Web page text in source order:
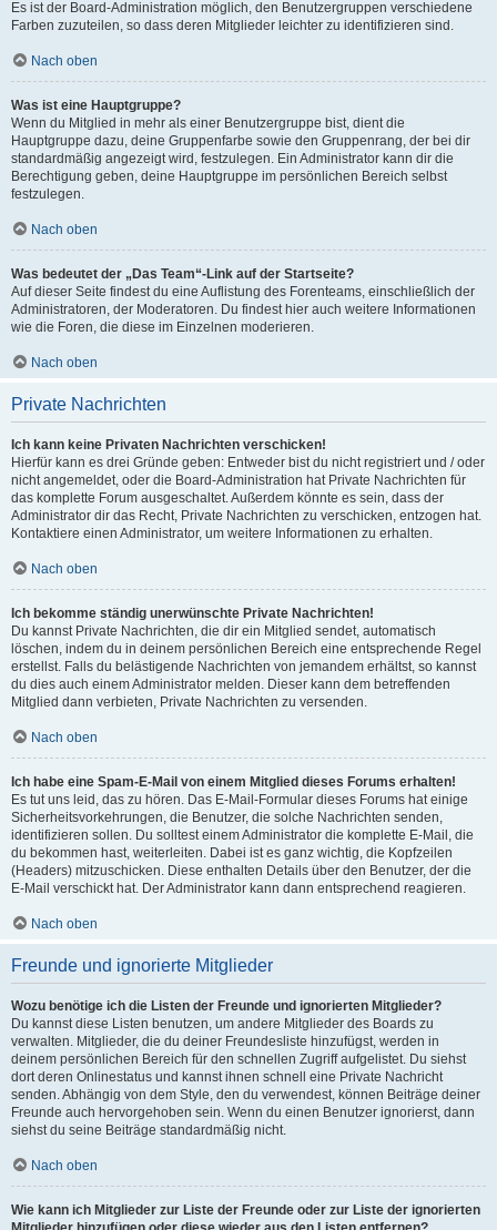
Es ist der Board-Administration möglich, den Benutzergruppen verschiedene
Farben zuzuteilen, so dass deren Mitglieder leichter zu identifizieren sind.
Nach oben
Was ist eine Hauptgruppe?
Wenn du Mitglied in mehr als einer Benutzergruppe bist, dient die
Hauptgruppe dazu, deine Gruppenfarbe sowie den Gruppenrang, der bei dir
standardmäßig angezeigt wird, festzulegen. Ein Administrator kann dir die
Berechtigung geben, deine Hauptgruppe im persönlichen Bereich selbst
festzulegen.
Nach oben
Was bedeutet der „Das Team“-Link auf der Startseite?
Auf dieser Seite findest du eine Auflistung des Forenteams, einschließlich der
Administratoren, der Moderatoren. Du findest hier auch weitere Informationen
wie die Foren, die diese im Einzelnen moderieren.
Nach oben
Private Nachrichten
Ich kann keine Privaten Nachrichten verschicken!
Hierfür kann es drei Gründe geben: Entweder bist du nicht registriert und / oder
nicht angemeldet, oder die Board-Administration hat Private Nachrichten für
das komplette Forum ausgeschaltet. Außerdem könnte es sein, dass der
Administrator dir das Recht, Private Nachrichten zu verschicken, entzogen hat.
Kontaktiere einen Administrator, um weitere Informationen zu erhalten.
Nach oben
Ich bekomme ständig unerwünschte Private Nachrichten!
Du kannst Private Nachrichten, die dir ein Mitglied sendet, automatisch
löschen, indem du in deinem persönlichen Bereich eine entsprechende Regel
erstellst. Falls du belästigende Nachrichten von jemandem erhältst, so kannst
du dies auch einem Administrator melden. Dieser kann dem betreffenden
Mitglied dann verbieten, Private Nachrichten zu versenden.
Nach oben
Ich habe eine Spam-E-Mail von einem Mitglied dieses Forums erhalten!
Es tut uns leid, das zu hören. Das E-Mail-Formular dieses Forums hat einige
Sicherheitsvorkehrungen, die Benutzer, die solche Nachrichten senden,
identifizieren sollen. Du solltest einem Administrator die komplette E-Mail, die
du bekommen hast, weiterleiten. Dabei ist es ganz wichtig, die Kopfzeilen
(Headers) mitzuschicken. Diese enthalten Details über den Benutzer, der die
E-Mail verschickt hat. Der Administrator kann dann entsprechend reagieren.
Nach oben
Freunde und ignorierte Mitglieder
Wozu benötige ich die Listen der Freunde und ignorierten Mitglieder?
Du kannst diese Listen benutzen, um andere Mitglieder des Boards zu
verwalten. Mitglieder, die du deiner Freundesliste hinzufügst, werden in
deinem persönlichen Bereich für den schnellen Zugriff aufgelistet. Du siehst
dort deren Onlinestatus und kannst ihnen schnell eine Private Nachricht
senden. Abhängig von dem Style, den du verwendest, können Beiträge deiner
Freunde auch hervorgehoben sein. Wenn du einen Benutzer ignorierst, dann
siehst du seine Beiträge standardmäßig nicht.
Nach oben
Wie kann ich Mitglieder zur Liste der Freunde oder zur Liste der ignorierten